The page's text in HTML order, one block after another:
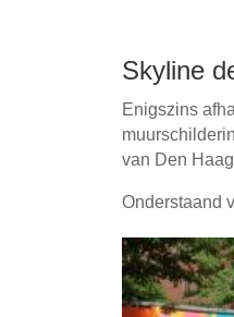
Skyline
Enigszins
van Den
Onderstaand